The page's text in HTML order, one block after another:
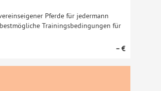
Pferde für jedermann
Trainingsbedingungen für
– €